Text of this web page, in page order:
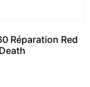
Réparation Red